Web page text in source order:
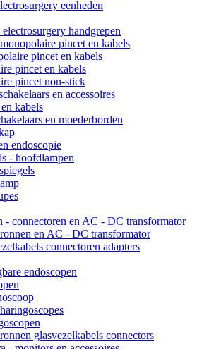
eenheden
handgrepen
pincet en kabels
pincet en kabels
pincet en kabels
pincet non-stick
en accessoires
kabels
en moederborden
endoscopie
- hoofdlampen
- connectoren en AC - DC transformator
en AC - DC transformator
connectoren adapters
endoscopen
glasvezelkabels connectors